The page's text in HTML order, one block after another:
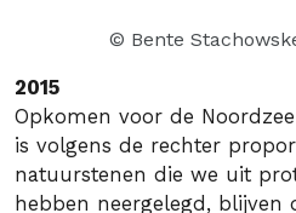
© Bente
2015
Opkomen voor de
is volgens de rechter
natuurstenen die we uit
hebben neergelegd, blijven